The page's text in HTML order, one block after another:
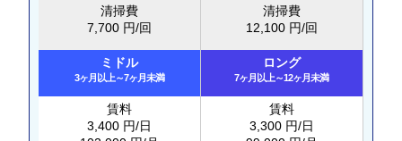
清掃費
7,700 円/回
清掃費
12,100 円/回
ミドル
3ヶ月以上～7ヶ月未満
賃料
3,400 円/日
ロング
7ヶ月以上～12ヶ月未満
賃料
3,300 円/日